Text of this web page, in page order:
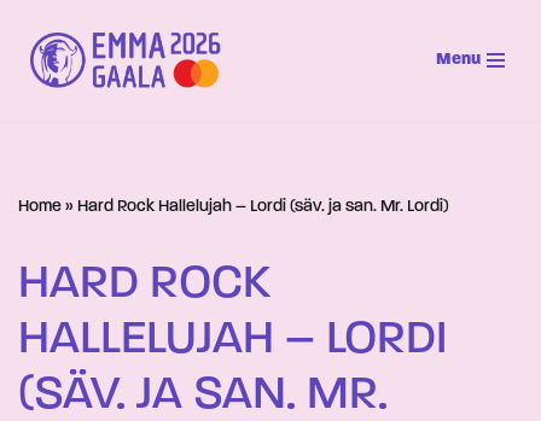
Siirry
suoraan
Menu
Home » Hard Rock Hallelujah – Lordi (säv. ja san. Mr. Lordi)
HARD ROCK
HALLELUJAH – LORDI
(SÄV. JA SAN. MR.